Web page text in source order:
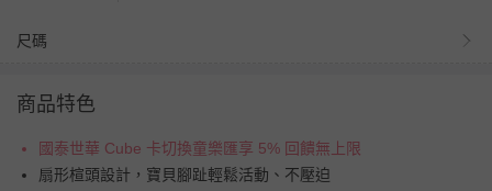
尺碼
商品特色
國泰世華 Cube 卡切換童樂匯享 5% 回饋無上限
扇形楦頭設計，寶貝腳趾輕鬆活動、不壓迫